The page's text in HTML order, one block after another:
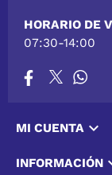
HORARIO DE
07:30-14:00
MI CUENTA 
INFORMACIÓN